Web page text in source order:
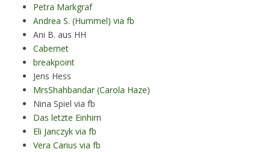
Petra Markgraf
Andrea S. (Hummel) via fb
Ani B. aus HH
Cabernet
breakpoint
Jens Hess
MrsShahbandar (Carola Haze)
Nina Spiel via fb
Das letzte Einhirn
Eli Janczyk via fb
Vera Carius via fb